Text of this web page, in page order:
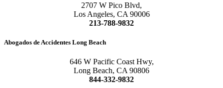
2707 W Pico Blvd,
Los Angeles, CA 90006
213-788-9832
Abogados de Accidentes Long Beach
646 W Pacific Coast Hwy,
Long Beach, CA 90806
844-332-9832